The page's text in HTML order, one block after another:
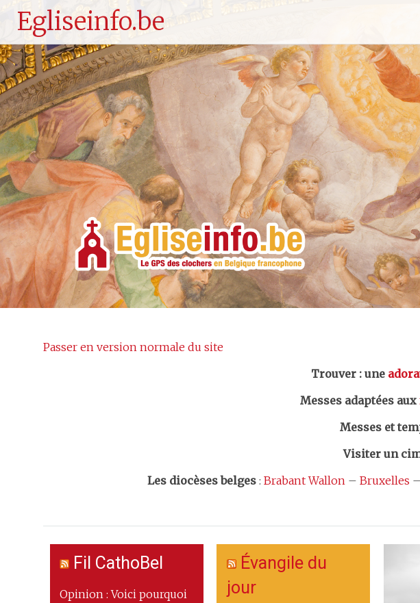
Egliseinfo.be
Passer en version normale du site
Trouver : une
Messes adaptées aux
Messes et
Visiter un
Les diocèses belges : Brabant Wallon – Bruxelles –
Fil CathoBel
Opinion : Voici pourquoi
Évangile du
jour